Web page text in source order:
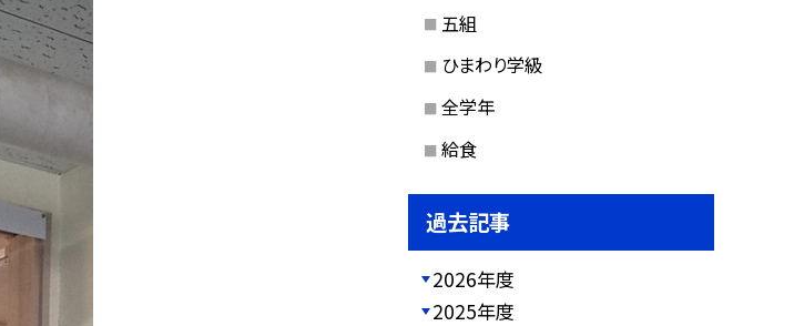
五組
ひまわり学級
全学年
給食
過去記事
2026年度
2025年度